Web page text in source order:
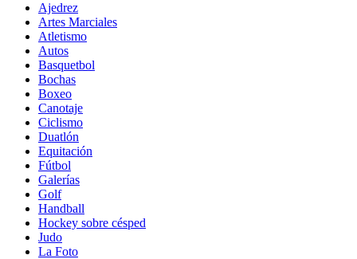
Ajedrez
Artes Marciales
Atletismo
Autos
Basquetbol
Bochas
Boxeo
Canotaje
Ciclismo
Duatlón
Equitación
Fútbol
Galerías
Golf
Handball
Hockey sobre césped
Judo
La Foto